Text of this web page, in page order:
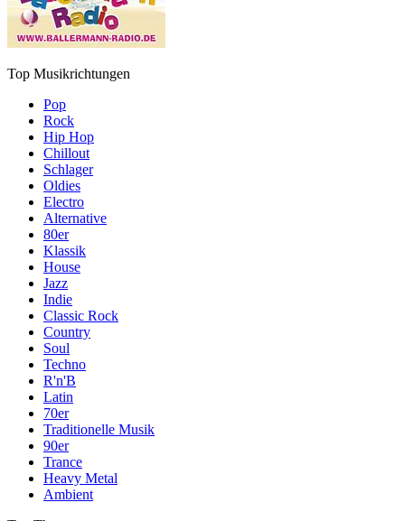
Top Musikrichtungen
Pop
Rock
Hip Hop
Chillout
Schlager
Oldies
Electro
Alternative
80er
Klassik
House
Jazz
Indie
Classic Rock
Country
Soul
Techno
R'n'B
Latin
70er
Traditionelle Musik
90er
Trance
Heavy Metal
Ambient